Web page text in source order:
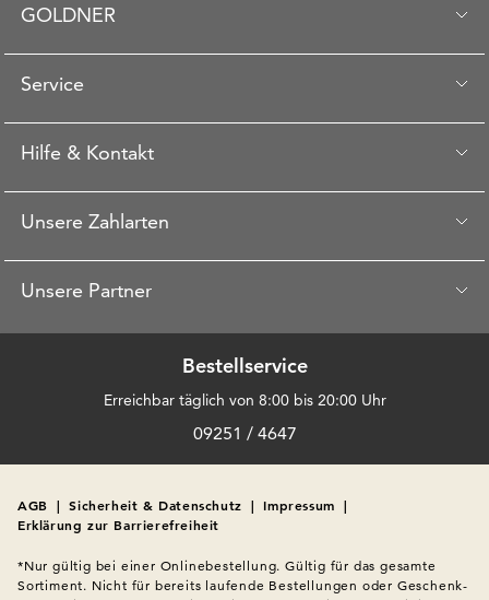
GOLDNER
Service
Hilfe & Kontakt
Unsere Zahlarten
Unsere Partner
Bestellservice
Erreichbar täglich von 8:00 bis 20:00 Uhr
09251 / 4647
AGB | Sicherheit & Datenschutz | Impressum |
Erklärung zur Barrierefreiheit
*Nur gültig bei einer Onlinebestellung. Gültig für das gesamte
Sortiment. Nicht für bereits laufende Bestellungen oder Geschenk-